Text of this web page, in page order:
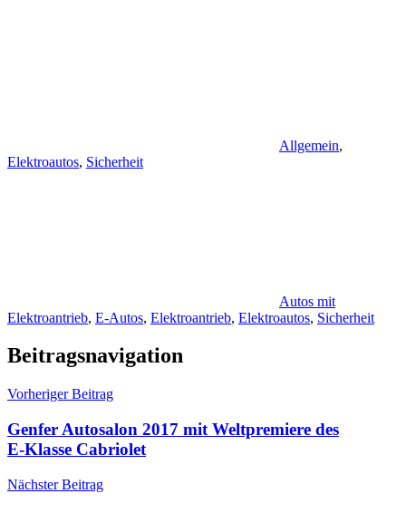
Allgemein,
Elektroautos, Sicherheit
Autos mit
Elektroantrieb, E-Autos, Elektroantrieb, Elektroautos, Sicherheit
Beitragsnavigation
Vorheriger Beitrag
Genfer Autosalon 2017 mit Weltpremiere des
E‑Klasse Cabriolet
Nächster Beitrag